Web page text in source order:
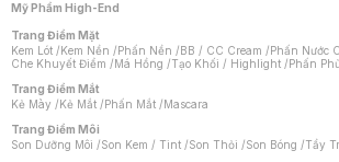
Mỹ Phẩm High-End
Trang Điểm Mặt
Kem Lót /Kem Nền /Phấn Nền /BB / CC Cream /Phấn Nước
Che Khuyết Điểm /Má Hồng /Tạo Khối / Highlight /Phấn Phủ
Trang Điểm Mắt
Kẻ Mày /Kẻ Mắt /Phấn Mắt /Mascara
Trang Điểm Môi
Son Dưỡng Môi /Son Kem / Tint /Son Thỏi /Son Bóng /Tẩy